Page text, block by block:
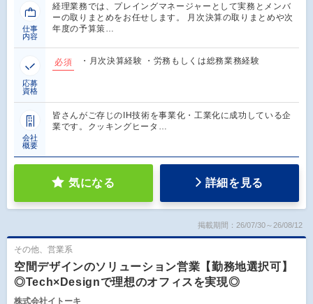
仕事
内容
経理業務では、プレイングマネージャーとして実務とメンバ
ーの取りまとめをお任せします。 月次決算の取りまとめや次
年度の予算策…
応募
資格
必須 ・月次決算経験 ・労務もしくは総務業務経験
会社
概要
皆さんがご存じのIH技術を事業化・工業化に成功している企
業です。クッキングヒータ…
気になる 詳細を見る
掲載期間：26/07/30～26/08/12
その他、営業系
空間デザインのソリューション営業【勤務地選択可】
◎Tech×Designで理想のオフィスを実現◎
株式会社イトーキ